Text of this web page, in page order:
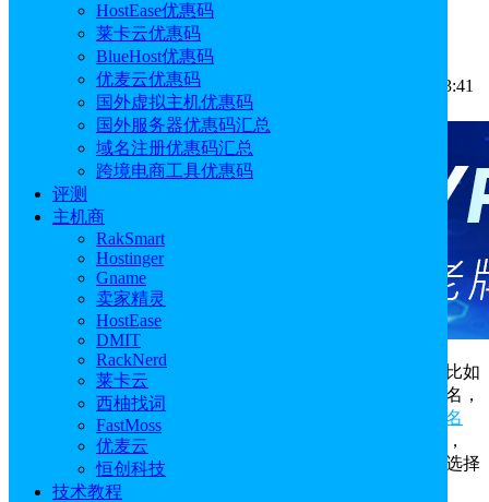
HostEase优惠码
莱卡云优惠码
BlueHost优惠码
优麦云优惠码
国外虚拟主机优惠码
国外服务器优惠码汇总
域名注册优惠码汇总
跨境电商工具优惠码
评测
主机商
RakSmart
Hostinger
Gname
卖家精灵
HostEase
DMIT
RackNerd
莱卡云
西柚找词
FastMoss
优麦云
恒创科技
技术教程
外贸网站域名怎么选择？
作者: Aimee 分类:运营推广
发布时间: 2024.03.21 11:33:41
更新于: 2026.05.09 16:06:02
在选择外贸网站的域名时，需要考虑多方面的因素，比如
考虑到目标市场的文化和语言习惯，可以选择使用国际域名，
例如如果目标市场是特定国家，可以选择该国家的
顶级域名
（如.us），但如果是针对全球市场，则建议使用.com域名，
因为它更为通用和国际化。本文还整理一些外贸网站域名选择
时需要注意的其它问题，以供参考。